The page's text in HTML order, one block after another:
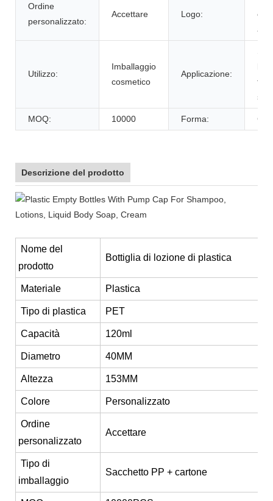
Ordine
personalizzato:
Accettare Logo:
Utilizzo:
Imballaggio
cosmetico
Applicazione:
MOQ: 10000 Forma:
Descrizione del prodotto
Nome del
prodotto
Bottiglia di lozione di plastica
Materiale Plastica
Tipo di plastica PET
Capacità 120ml
Diametro 40MM
Altezza 153MM
Colore Personalizzato
Ordine
personalizzato
Accettare
Tipo di
imballaggio
Sacchetto PP + cartone